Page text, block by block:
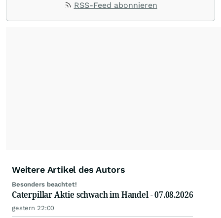
Rohstoffe oder Krypto – die Beiträge sind kurz,
RSS-Feed abonnieren
Weitere Artikel des Autors
Besonders beachtet!
Caterpillar Aktie schwach im Handel - 07.08.2026
gestern 22:00